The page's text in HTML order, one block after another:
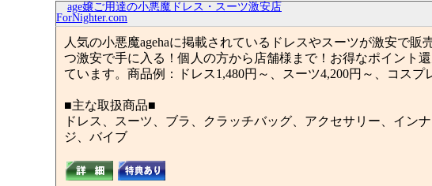
age嬢ご用達の小悪魔ドレス・スーツ激安店
ForNighter.com
人気の小悪魔agehaに掲載されているドレスやスーツが激安で販
つ激安で手に入る！個人の方から店舗様まで！お得なポイント
ています。商品例：ドレス1,480円～、スーツ4,200円～、コスプ
■主な取扱商品■
ドレス、スーツ、ブラ、クラッチバッグ、アクセサリー、イン
ジ、バイブ